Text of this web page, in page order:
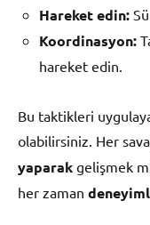
Hareket edin:
Koordinasyon:
hareket edin.
Bu taktikleri
olabilirsiniz. Her
yaparak gelişmek
her zaman